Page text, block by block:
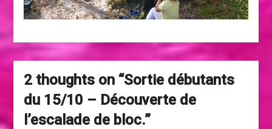
2 thoughts on “Sortie débutants
du 15/10 – Découverte de
l’escalade de bloc.”